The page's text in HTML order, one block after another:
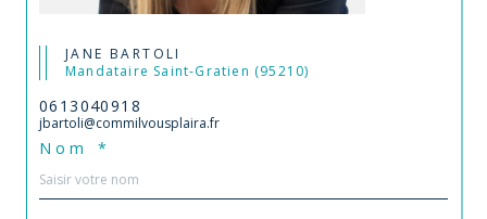
JANE BARTOLI
Mandataire Saint-Gratien (95210)
0613040918
jbartoli@commilvousplaira.fr
Nom *